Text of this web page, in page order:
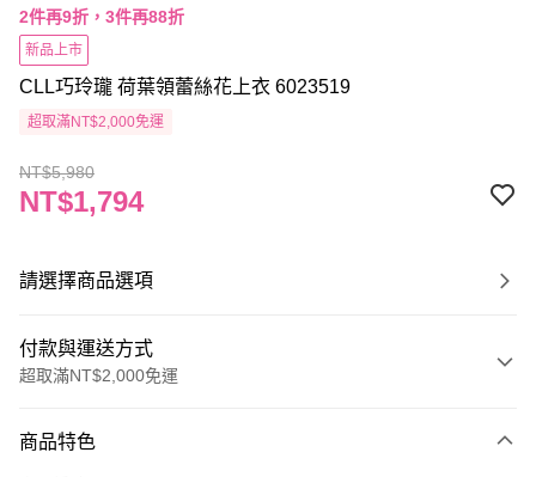
2件再9折，3件再88折
新品上市
CLL巧玲瓏 荷葉領蕾絲花上衣 6023519
超取滿NT$2,000免運
NT$5,980
NT$1,794
請選擇商品選項
付款與運送方式
超取滿NT$2,000免運
信用卡一次付款
商品特色